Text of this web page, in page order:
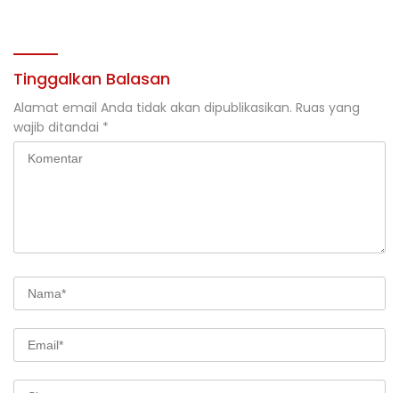
Tinggalkan Balasan
Alamat email Anda tidak akan dipublikasikan. Ruas yang
wajib ditandai *